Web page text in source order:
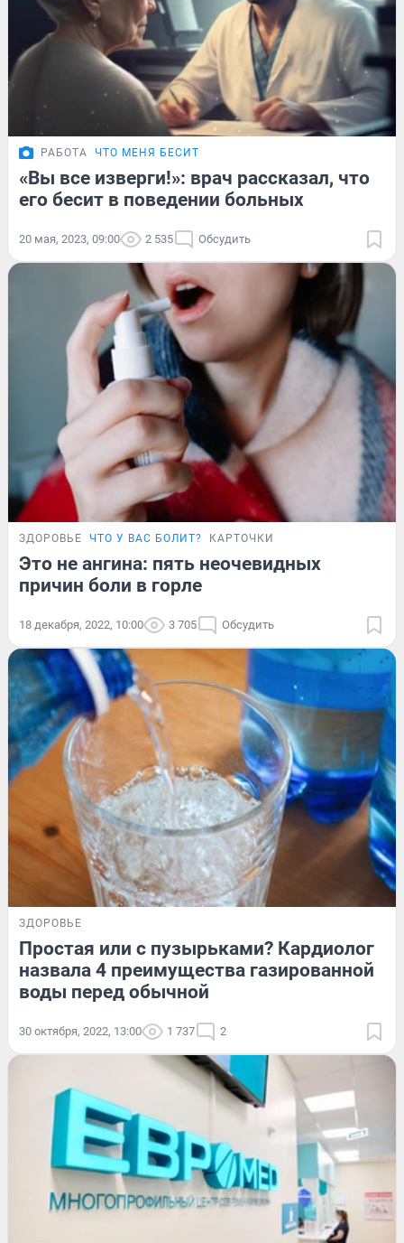
РАБОТА ЧТО МЕНЯ БЕСИТ
«Вы все изверги!»: врач рассказал, что
его бесит в поведении больных
20 мая, 2023, 09:00 2 535 Обсудить
ЗДОРОВЬЕ ЧТО У ВАС БОЛИТ? КАРТОЧКИ
Это не ангина: пять неочевидных
причин боли в горле
18 декабря, 2022, 10:00 3 705 Обсудить
ЗДОРОВЬЕ
Простая или с пузырьками? Кардиолог
назвала 4 преимущества газированной
воды перед обычной
30 октября, 2022, 13:00 1 737 2